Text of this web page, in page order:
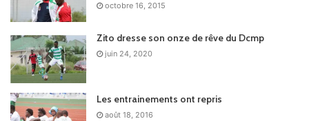
octobre 16, 2015
Zito dresse son onze de rêve du Dcmp
juin 24, 2020
Les entrainements ont repris
août 18, 2016